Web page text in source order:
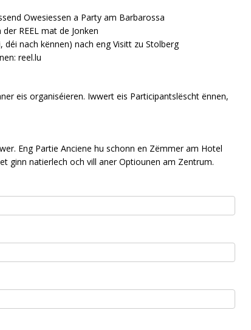
Owesiessen a Party am Barbarossa
REEL mat de Jonken
nach kënnen) nach eng Visitt zu Stolberg
reel.lu
eis organiséieren. Iwwert eis Participantslëscht ënnen,
Eng Partie Anciene hu schonn en Zëmmer am Hotel
ginn natierlech och vill aner Optiounen am Zentrum.